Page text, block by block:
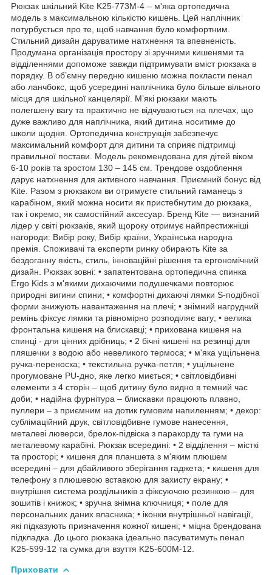
Рюкзак шкільний Kite K25-773M-4 – м'яка ортопедична
модель з максимальною кількістю кишень. Цей наплічник
потурбується про те, щоб навчання було комфортним.
Стильний дизайн даруватиме натхнення та впевненість.
Продумана організація простору зі зручними кишенями та
відділеннями допоможе завжди підтримувати вміст рюкзака в
порядку. В об’ємну передню кишеню можна покласти пенал
або ланчбокс, щоб усередині наплічника було більше вільного
місця для шкільної канцелярії. М’які рюкзаки мають
полегшену вагу та практично не відчуваються на плечах, що
дуже важливо для наплічника, який дитина носитиме до
школи щодня. Ортопедична конструкція забезпечує
максимальний комфорт для дитини та сприяє підтримці
правильної постави. Модель рекомендована для дітей віком
6-10 років та зростом 130 – 145 см. Трендове оздоблення
дарує натхнення для активного навчання. Приємний бонус від
Kite. Разом з рюкзаком ви отримуєте стильний гаманець з
карабіном, який можна носити як пристебнутим до рюкзака,
так і окремо, як самостійний аксесуар. Бренд Kite — визнаний
лідер у світі рюкзаків, який щороку отримує найпрестижніші
нагороди: Вибір року, Вибір країни, Українська народна
премія. Споживачі та експерти ринку обирають Kite за
бездоганну якість, стиль, інноваційні рішення та ергономічний
дизайн. Рюкзак зовні: • запатентована ортопедична спинка
Ergo Kids з м'якими дихаючими подушечками повторює
природні вигини спини; • комфортні дихаючі лямки S-подібної
форми знижують навантаження на плечі; • знімний нагрудний
ремінь фіксує лямки та рівномірно розподіляє вагу; • велика
фронтальна кишеня на блискавці; • прихована кишеня на
спинці - для цінних дрібниць; • 2 бічні кишені на резинці для
пляшечки з водою або невеликого термоса; • м'яка ущільнена
ручка-переноска; • текстильна ручка-петля; • ущільнене
прогумоване PU-дно, яке легко миється; • світловідбивні
елементи з 4 сторін – щоб дитину було видно в темний час
доби; • надійна фурнітура – блискавки працюють плавно,
пуллери – з приємним на дотик гумовим напиленням; • декор:
сублімаційний друк, світловідбивне гумове нанесення,
металеві люверси, брелок-підвіска з паракорду та гуми на
металевому карабіні. Рюкзак всередині: • 2 відділення – місткі
та просторі; • кишеня для планшета з м'яким плюшем
всередині – для дбайливого зберігання гаджета; • кишеня для
телефону з плюшевою вставкою для захисту екрану; •
внутрішня система роздільників з фіксуючою резинкою – для
зошитів і книжок; • зручна знімна ключниця; • поле для
персональних даних власника; • іконки внутрішньої навігації,
які підказують призначення кожної кишені; • міцна брендована
підкладка. До цього рюкзака ідеально пасуватимуть пенал
K25-599-12 та сумка для взуття K25-600M-12.
Приховати